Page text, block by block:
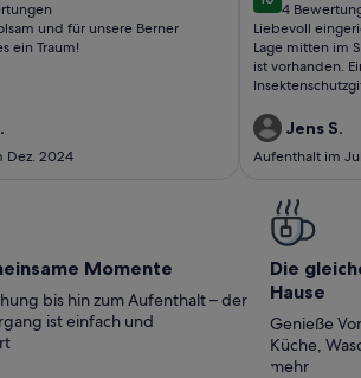
und für unsere Berner
ein Traum!
Dez. 2024
10 von 10
4
(4
Liebevoll
Lage mitten im
ist vorhanden.
für Fragen/
Viele Freibäder
Jens S.
Aufenthalt im
Momente
bis hin zum Aufenthalt – der
ist einfach und
Die
Hause
Genieße
Küche,
mehr